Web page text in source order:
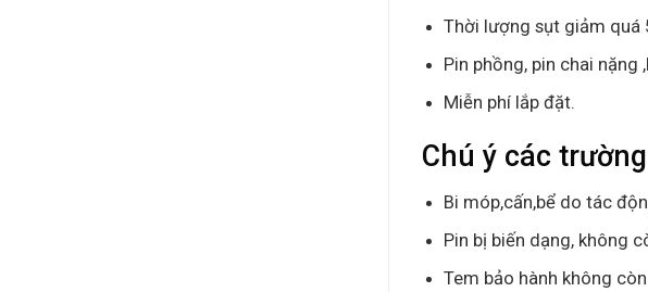
Thời lượng sụt giảm quá
Pin phồng, pin chai nặng
Miễn phí lắp đặt.
Chú ý các
Bi móp,cấn,bể do tác
Pin bị biến dạng, không
Tem bảo hành không